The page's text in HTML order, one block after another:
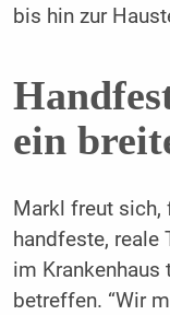
bis hin zur
ein
Markl freut sich,
handfeste, reale
im
betreffen. “Wir